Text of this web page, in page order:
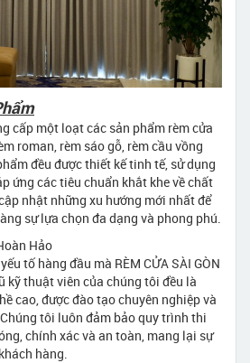
cấp một loạt các sản phẩm rèm cửa
roman, rèm sáo gỗ, rèm cầu vồng
đều được thiết kế tinh tế, sử dụng
ứng các tiêu chuẩn khắt khe về chất
nhật những xu hướng mới nhất để
sự lựa chọn đa dạng và phong phú.
Hảo
tố hàng đầu mà RÈM CỬA SÀI GÒN
kỹ thuật viên của chúng tôi đều là
cao, được đào tạo chuyên nghiệp và
tôi luôn đảm bảo quy trình thi
chính xác và an toàn, mang lại sự
hàng.